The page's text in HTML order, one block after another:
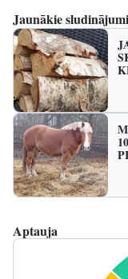
Jaunākie sludinājumi
Aptauja